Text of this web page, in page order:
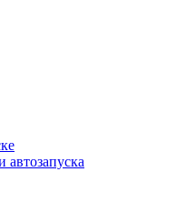
автозапуска